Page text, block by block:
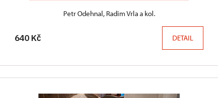
Petr Odehnal, Radim Vrla a kol.
640 Kč DETAIL